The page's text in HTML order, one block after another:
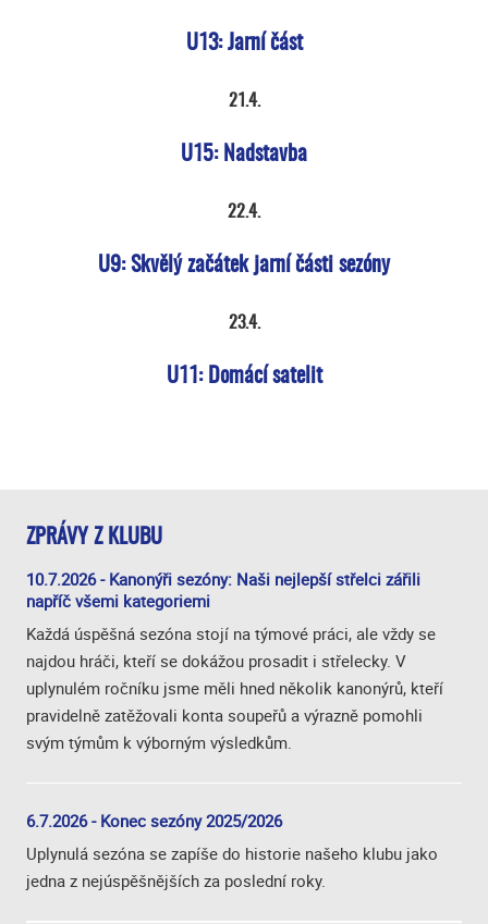
U13: Jarní část
21.4.
U15: Nadstavba
22.4.
U9: Skvělý začátek jarní části sezóny
23.4.
U11: Domácí satelit
ZPRÁVY Z KLUBU
10.7.2026 - Kanonýři sezóny: Naši nejlepší střelci zářili
napříč všemi kategoriemi
Každá úspěšná sezóna stojí na týmové práci, ale vždy se
najdou hráči, kteří se dokážou prosadit i střelecky. V
uplynulém ročníku jsme měli hned několik kanonýrů, kteří
pravidelně zatěžovali konta soupeřů a výrazně pomohli
svým týmům k výborným výsledkům.
6.7.2026 - Konec sezóny 2025/2026
Uplynulá sezóna se zapíše do historie našeho klubu jako
jedna z nejúspěšnějších za poslední roky.